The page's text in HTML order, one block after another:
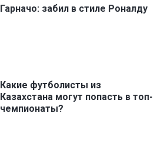
Гарначо: забил в стиле Роналду
Какие футболисты из
Казахстана могут попасть в топ-
чемпионаты?